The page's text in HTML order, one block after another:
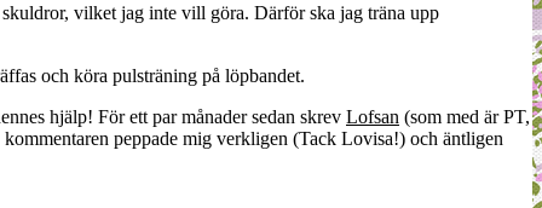
vilket jag inte vill göra. Därför ska jag träna upp
och köra pulsträning på löpbandet.
hjälp! För ett par månader sedan skrev Lofsan (som med är PT,
kommentaren peppade mig verkligen (Tack Lovisa!) och äntligen